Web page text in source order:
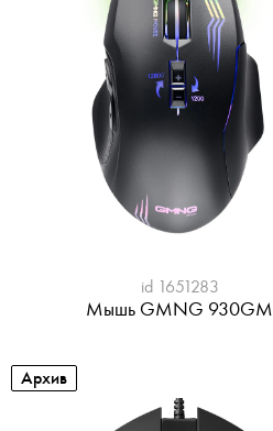
id 1651283
Мышь GMNG 930GM
Архив